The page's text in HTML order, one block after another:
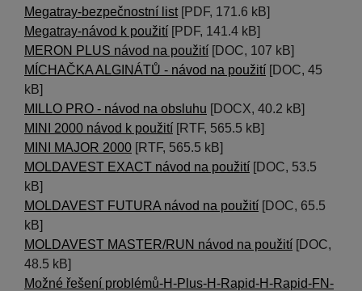
Megatray-bezpečnostní list[PDF, 171.6 kB]
Megatray-návod k použití [PDF, 141.4 kB]
MERON PLUS návod na použití [DOC, 107 kB]
MÍCHAČKA ALGINÁTŮ - návod na použití [DOC, 45
kB]
MILLO PRO - návod na obsluhu [DOCX, 40.2 kB]
MINI 2000 návod k použití [RTF, 565.5 kB]
MINI MAJOR 2000 [RTF, 565.5 kB]
MOLDAVEST EXACT návod na použití [DOC, 53.5
kB]
MOLDAVEST FUTURA návod na použití [DOC, 65.5
kB]
MOLDAVEST MASTER/RUN návod na použití [DOC,
48.5 kB]
Možné řešení problémů-H-Plus-H-Rapid-H-Rapid-FN-